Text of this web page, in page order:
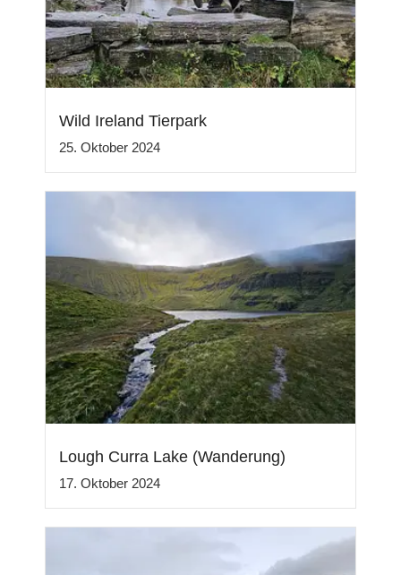
Wild Ireland Tierpark
25. Oktober 2024
Lough Curra Lake (Wanderung)
17. Oktober 2024